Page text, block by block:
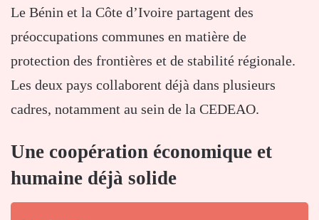
Le Bénin et la Côte d’Ivoire partagent des
préoccupations communes en matière de
protection des frontières et de stabilité régionale.
Les deux pays collaborent déjà dans plusieurs
cadres, notamment au sein de la CEDEAO.
Une coopération économique et
humaine déjà solide